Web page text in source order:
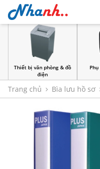
Thiết bị văn phòng & đồ
điện
Trang chủ Bìa lưu hồ sơ
Version